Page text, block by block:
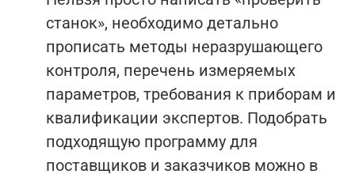
станок», необходимо детально
прописать методы неразрушающего
контроля, перечень измеряемых
параметров, требования к приборам и
квалификации экспертов. Подобрать
подходящую программу для
поставщиков и заказчиков можно в